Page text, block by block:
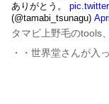
ありがとう。
(@tamabi_tsunagu)
タマビ上野毛のtools
・・世界堂さんが入